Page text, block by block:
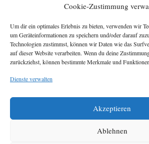
Cookie-Zustimmung
Um dir ein optimales Erlebnis zu bieten, verwenden wir
um Geräteinformationen zu speichern und/oder darauf
Technologien zustimmst, können wir Daten wie das
auf dieser Website verarbeiten. Wenn du deine
zurückziehst, können bestimmte Merkmale und
Dienste verwalten
Akzeptieren
Ablehnen